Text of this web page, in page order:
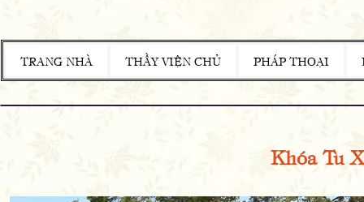
TRANG NHÀ THẦY VIỆN CHỦ PHÁP THOẠI
Khóa Tu